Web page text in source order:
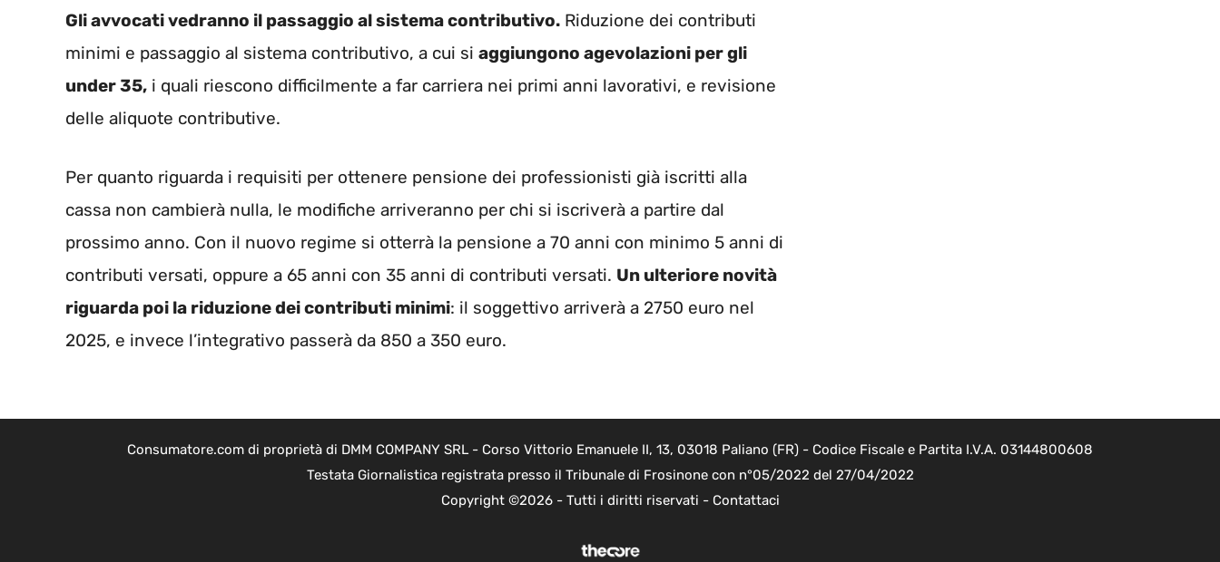
Gli avvocati vedranno il passaggio al sistema contributivo. Riduzione dei contributi
minimi e passaggio al sistema contributivo, a cui si aggiungono agevolazioni per gli
under 35, i quali riescono difficilmente a far carriera nei primi anni lavorativi, e revisione
delle aliquote contributive.
Per quanto riguarda i requisiti per ottenere pensione dei professionisti già iscritti alla
cassa non cambierà nulla, le modifiche arriveranno per chi si iscriverà a partire dal
prossimo anno. Con il nuovo regime si otterrà la pensione a 70 anni con minimo 5 anni di
contributi versati, oppure a 65 anni con 35 anni di contributi versati. Un ulteriore novità
riguarda poi la riduzione dei contributi minimi: il soggettivo arriverà a 2750 euro nel
2025, e invece l’integrativo passerà da 850 a 350 euro.
Consumatore.com di proprietà di DMM COMPANY SRL - Corso Vittorio Emanuele II, 13, 03018 Paliano (FR) - Codice Fiscale e Partita I.V.A. 03144800608
Testata Giornalistica registrata presso il Tribunale di Frosinone con n°05/2022 del 27/04/2022
Copyright ©2026 - Tutti i diritti riservati - Contattaci